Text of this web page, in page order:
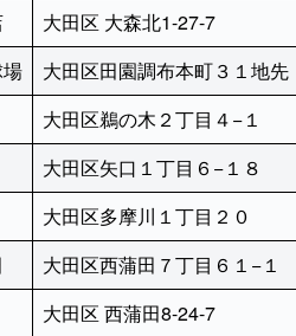
大田区 大森北1-27-7
大田区田園調布本町３１地先
大田区鵜の木２丁目４−１
大田区矢口１丁目６−１８
大田区多摩川１丁目２０
大田区西蒲田７丁目６１−１
大田区 西蒲田8-24-7